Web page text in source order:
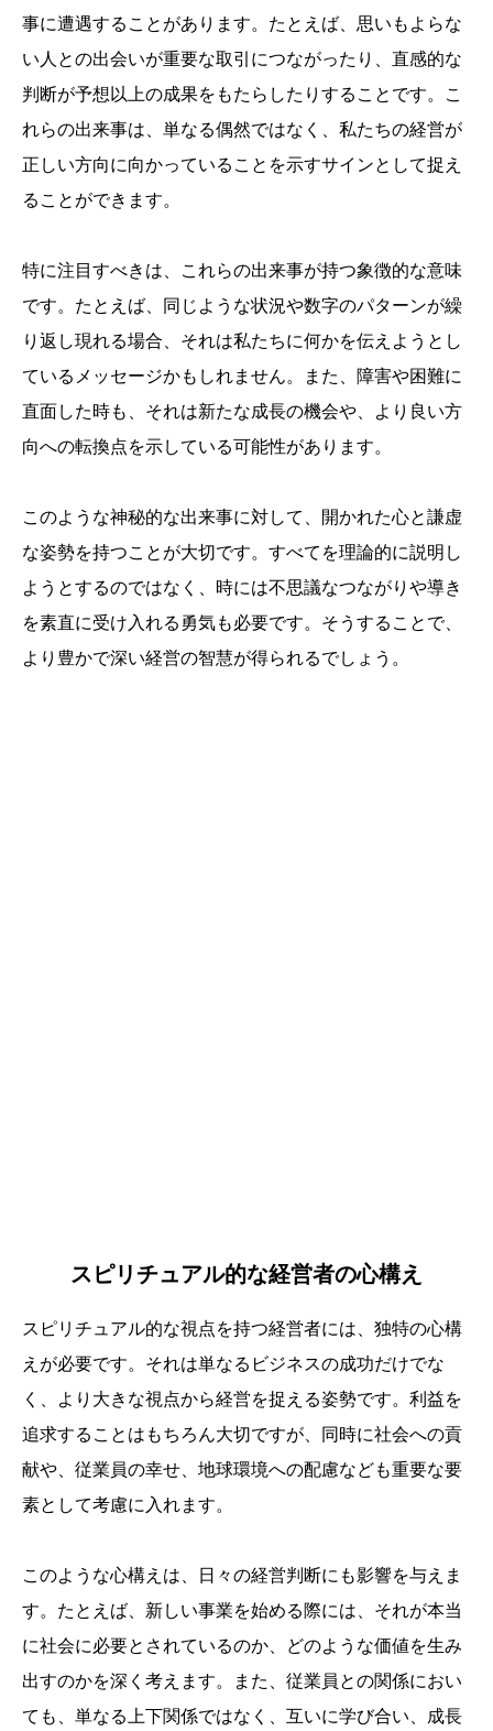
事に遭遇することがあります。たとえば、思いもよらな
い人との出会いが重要な取引につながったり、直感的な
判断が予想以上の成果をもたらしたりすることです。こ
れらの出来事は、単なる偶然ではなく、私たちの経営が
正しい方向に向かっていることを示すサインとして捉え
ることができます。
特に注目すべきは、これらの出来事が持つ象徴的な意味
です。たとえば、同じような状況や数字のパターンが繰
り返し現れる場合、それは私たちに何かを伝えようとし
ているメッセージかもしれません。また、障害や困難に
直面した時も、それは新たな成長の機会や、より良い方
向への転換点を示している可能性があります。
このような神秘的な出来事に対して、開かれた心と謙虚
な姿勢を持つことが大切です。すべてを理論的に説明し
ようとするのではなく、時には不思議なつながりや導き
を素直に受け入れる勇気も必要です。そうすることで、
より豊かで深い経営の智慧が得られるでしょう。
スピリチュアル的な経営者の心構え
スピリチュアル的な視点を持つ経営者には、独特の心構
えが必要です。それは単なるビジネスの成功だけでな
く、より大きな視点から経営を捉える姿勢です。利益を
追求することはもちろん大切ですが、同時に社会への貢
献や、従業員の幸せ、地球環境への配慮なども重要な要
素として考慮に入れます。
このような心構えは、日々の経営判断にも影響を与えま
す。たとえば、新しい事業を始める際には、それが本当
に社会に必要とされているのか、どのような価値を生み
出すのかを深く考えます。また、従業員との関係におい
ても、単なる上下関係ではなく、互いに学び合い、成長